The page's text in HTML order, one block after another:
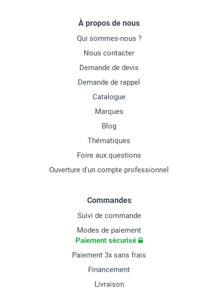
À propos de nous
Qui sommes-nous ?
Nous contacter
Demande de devis
Demande de rappel
Catalogue
Marques
Blog
Thématiques
Foire aux questions
Ouverture d'un compte professionnel
Commandes
Suivi de commande
Modes de paiement
Paiement sécurisé
Paiement 3x sans frais
Financement
Livraison